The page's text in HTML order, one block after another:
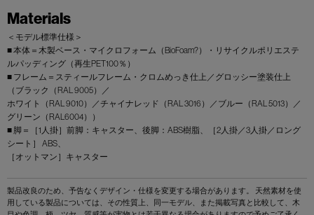
Materials
＜モデル標準仕様＞
■ 本体＝木製ベース・マイクロフォーム（BioFoam?）・リサイクルポリエステ
ルパッディング（再生PET100％）
■ フレーム＝スティールフレーム・クロムめっき仕上／グロッシー塗装仕上
（ブラック（RAL 9005）／
ホワイト（RAL 9010）／チャイナレッド（RAL 3016）／ブルー（RAL 5013）／
グリーン（RAL6004））
■ 脚＝［1人掛］前脚：キャスター、後脚：ABS樹脂、［2人掛／3人掛／ロング
シート］ ABS、
［オットマン］キャスター
製品改良のため、予告なくデザイン・仕様を変更する場合があります。 天然素材を使
用している製品については、その性質上、同一モデル、また掲載写真と比較して、木